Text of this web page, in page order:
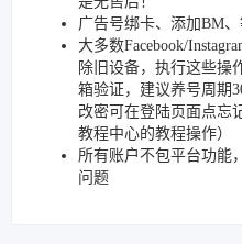
广告号绑卡、添加BM
大多数Facebook/
除旧设备，执行这些操
箱验证，建议养号周期
改密可在登陆页面点忘
教程中心的教程操作）
所有账户不包平台功能
问题